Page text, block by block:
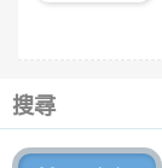
搜尋